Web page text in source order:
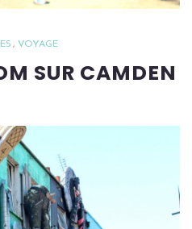
VOYAGE
SUR CAMDEN